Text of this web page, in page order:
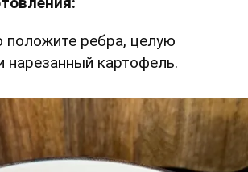
ребра, целую
нарезанный картофель.